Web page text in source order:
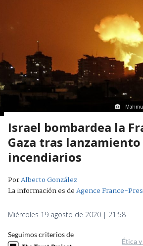
Israel bombardea la
Gaza tras
incendiarios
PorAlberto González
La información es deAgence France-
Miércoles 19 agosto de 2020 | 21:58
Seguimos criterios de
Ética